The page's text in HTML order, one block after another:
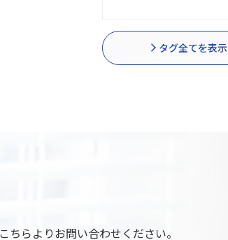
タグ全てを表示
こちらよりお問い合わせください。